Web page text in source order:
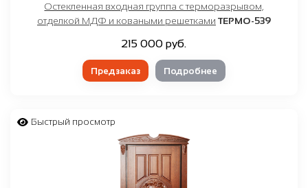
Остекленная входная группа с терморазрывом,
отделкой МДФ и коваными решетками ТЕРМО-539
215 000 руб.
Предзаказ Подробнее
Быстрый просмотр